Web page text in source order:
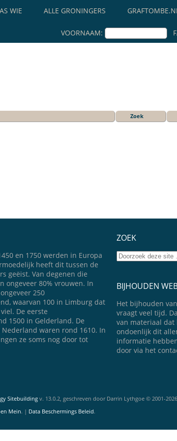
WIE ALLE GRONINGERS
VOORNAAM:
Zoek
en 1750 werden in Europa
heeft dit tussen de
geëist. Van degenen die
ongeveer 80% vrouwen. In
250
waarvan 100 in Limburg dat
De eerste
1500 in Gelderland. De
waren rond 1610. In
ze soms nog door tot
ZOEK
BIJHOUDEN
Het bijhouden
vraagt veel tijd.
van materiaal dat
ondoenlijk dit
informatie
door via het
Sitebuildingv. 13.0.2, geschreven door Darrin Lythgoe © 2001-
Mein. | Data Beschermings Beleid.